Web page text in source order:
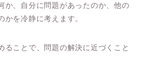
か、自分に問題があったのか、他の
かを冷静に考えます。
ることで、問題の解決に近づくこと